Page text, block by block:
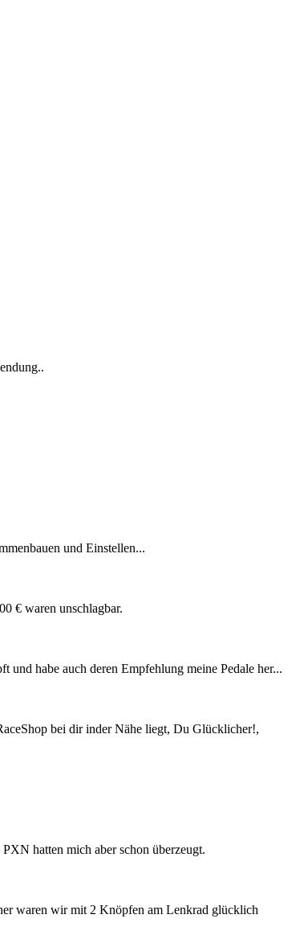
und Einstellen...
€ waren unschlagbar.
habe auch deren Empfehlung meine Pedale her...
bei dir inder Nähe liegt, Du Glücklicher!,
hatten mich aber schon überzeugt.
waren wir mit 2 Knöpfen am Lenkrad glücklich